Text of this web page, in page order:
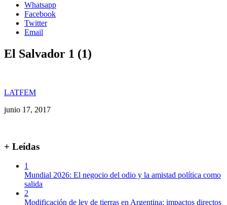
Whatsapp
Facebook
Twitter
Email
El Salvador 1 (1)
LATFEM
junio 17, 2017
+ Leídas
1
Mundial 2026: El negocio del odio y la amistad política como
salida
2
Modificación de ley de tierras en Argentina: impactos directos